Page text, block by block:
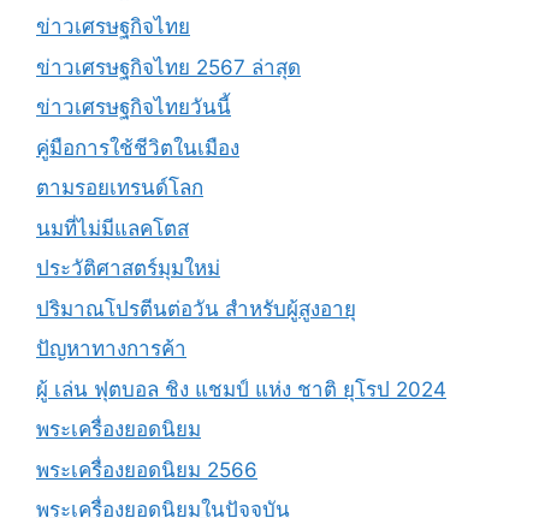
ข่าวเศรษฐกิจไทย
ข่าวเศรษฐกิจไทย 2567 ล่าสุด
ข่าวเศรษฐกิจไทยวันนี้
คู่มือการใช้ชีวิตในเมือง
ตามรอยเทรนด์โลก
นมที่ไม่มีแลคโตส
ประวัติศาสตร์มุมใหม่
ปริมาณโปรตีนต่อวัน สำหรับผู้สูงอายุ
ปัญหาทางการค้า
ผู้ เล่น ฟุตบอล ชิง แชมป์ แห่ง ชาติ ยุโรป 2024
พระเครื่องยอดนิยม
พระเครื่องยอดนิยม 2566
พระเครื่องยอดนิยมในปัจจุบัน